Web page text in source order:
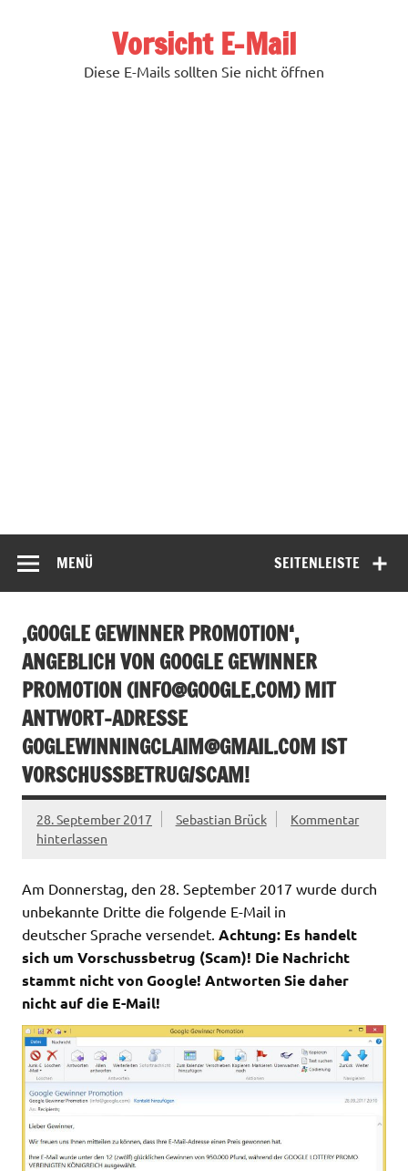
Vorsicht E-Mail
Diese E-Mails sollten Sie nicht öffnen
SEITENLEISTE
MENÜ
‚GOOGLE GEWINNER PROMOTION‘,
ANGEBLICH VON GOOGLE GEWINNER
PROMOTION (INFO@GOOGLE.COM) MIT
ANTWORT-ADRESSE
GOGLEWINNINGCLAIM@GMAIL.COM IST
VORSCHUSSBETRUG/SCAM!
28. September 2017 Sebastian Brück
Kommentar
hinterlassen
Am Donnerstag, den 28. September 2017 wurde durch
unbekannte Dritte die folgende E-Mail in
deutscher Sprache versendet. Achtung: Es handelt
sich um Vorschussbetrug (Scam)! Die Nachricht
stammt nicht von Google! Antworten Sie daher
nicht auf die E-Mail!